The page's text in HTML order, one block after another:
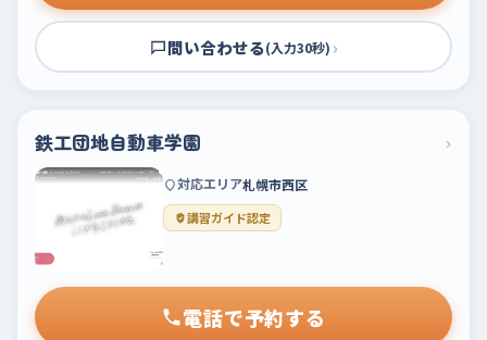
問い合わせる(入力30秒) ›
鉄工団地自動車学園 ›
対応エリア札幌市西区
講習ガイド認定
電話で予約する